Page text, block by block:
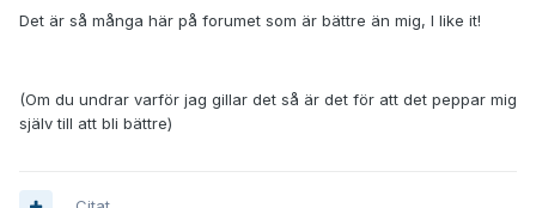
Det är så många här på forumet som är bättre än mig, I like it!
(Om du undrar varför jag gillar det så är det för att det peppar mig
själv till att bli bättre)